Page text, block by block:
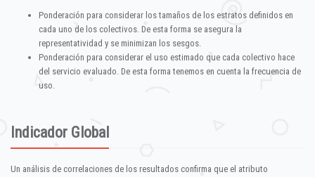
Ponderación para considerar los tamaños de los estratos definidos en
cada uno de los colectivos. De esta forma se asegura la
representatividad y se minimizan los sesgos.
Ponderación para considerar el uso estimado que cada colectivo hace
del servicio evaluado. De esta forma tenemos en cuenta la frecuencia de
uso.
Indicador Global
Un análisis de correlaciones de los resultados confirma que el atributo